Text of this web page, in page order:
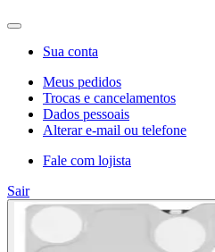
Sua conta
Meus pedidos
Trocas e cancelamentos
Dados pessoais
Alterar e-mail ou telefone
Fale com lojista
Sair